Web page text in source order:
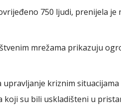
750 ljudi, prenijela je
mrežama prikazuju
upravljanje kriznim
su bili uskladišteni u